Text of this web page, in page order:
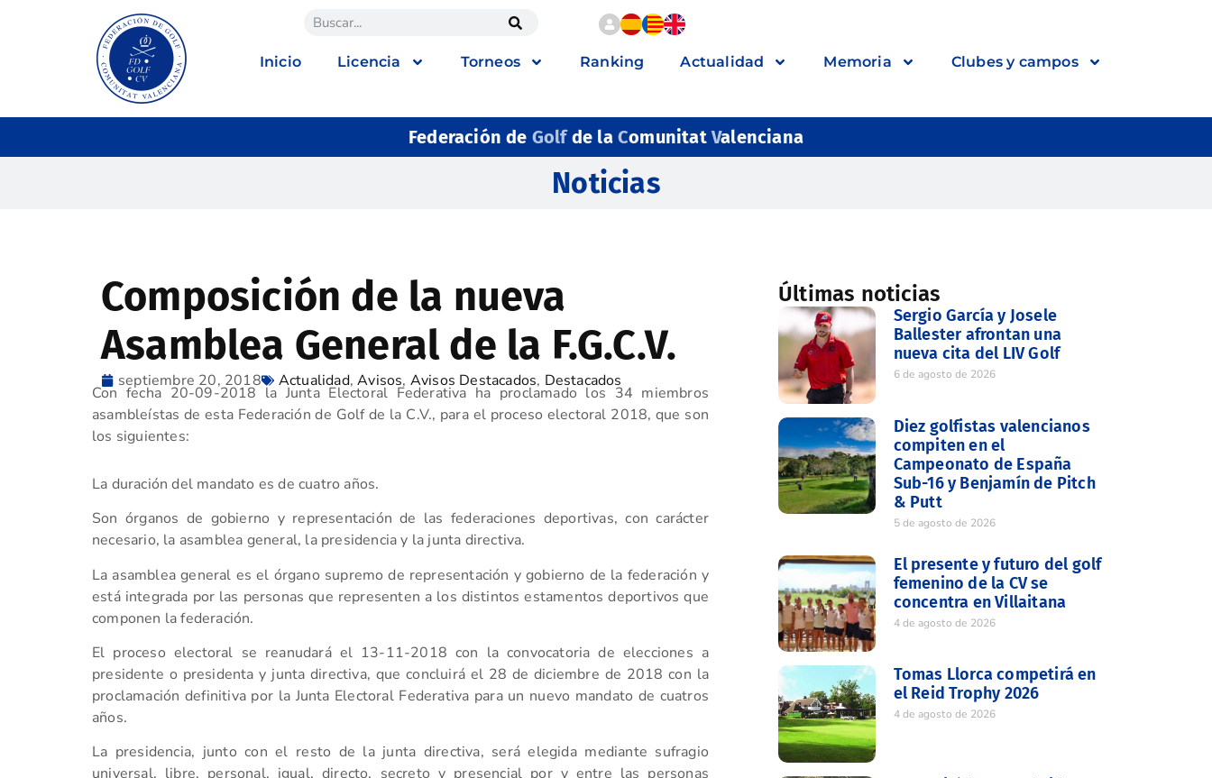
Inicio Licencia Torneos Ranking Actualidad Memoria Clubes y campos
Federación de Golfde la ComunitatValenciana
Noticias
Composición de la nueva
Asamblea General de la F.G.C.V.
septiembre 20, 2018 Actualidad,Avisos, Avisos Destacados, Destacados
Con fecha 20-09-2018 la Junta Electoral Federativa ha proclamado los 34 miembros
asambleístas de esta Federación de Golf de la C.V., para el proceso electoral 2018, que son
los siguientes:
La duración del mandato es de cuatro años.
Son órganos de gobierno y representación de las federaciones deportivas, con carácter
necesario, la asamblea general, la presidencia y la junta directiva.
La asamblea general es el órgano supremo de representación y gobierno de la federación y
está integrada por las personas que representen a los distintos estamentos deportivos que
componen la federación.
El proceso electoral se reanudará el 13-11-2018 con la convocatoria de elecciones a
presidente o presidenta y junta directiva, que concluirá el 28 de diciembre de 2018 con la
proclamación definitiva por la Junta Electoral Federativa para un nuevo mandato de cuatros
años.
La presidencia, junto con el resto de la junta directiva, será elegida mediante sufragio
universal, libre, personal, igual, directo, secreto y presencial por y entre las personas
Últimas noticias
Sergio García y Josele
Ballester afrontan una
nueva cita del LIV Golf
6 de agosto de 2026
Diez golfistas valencianos
compiten en el
Campeonato de España
Sub-16 y Benjamín de Pitch
& Putt
5 de agosto de 2026
El presente y futuro del golf
femenino de la CV se
concentra en Villaitana
4 de agosto de 2026
Tomas Llorca competirá en
el Reid Trophy 2026
4 de agosto de 2026